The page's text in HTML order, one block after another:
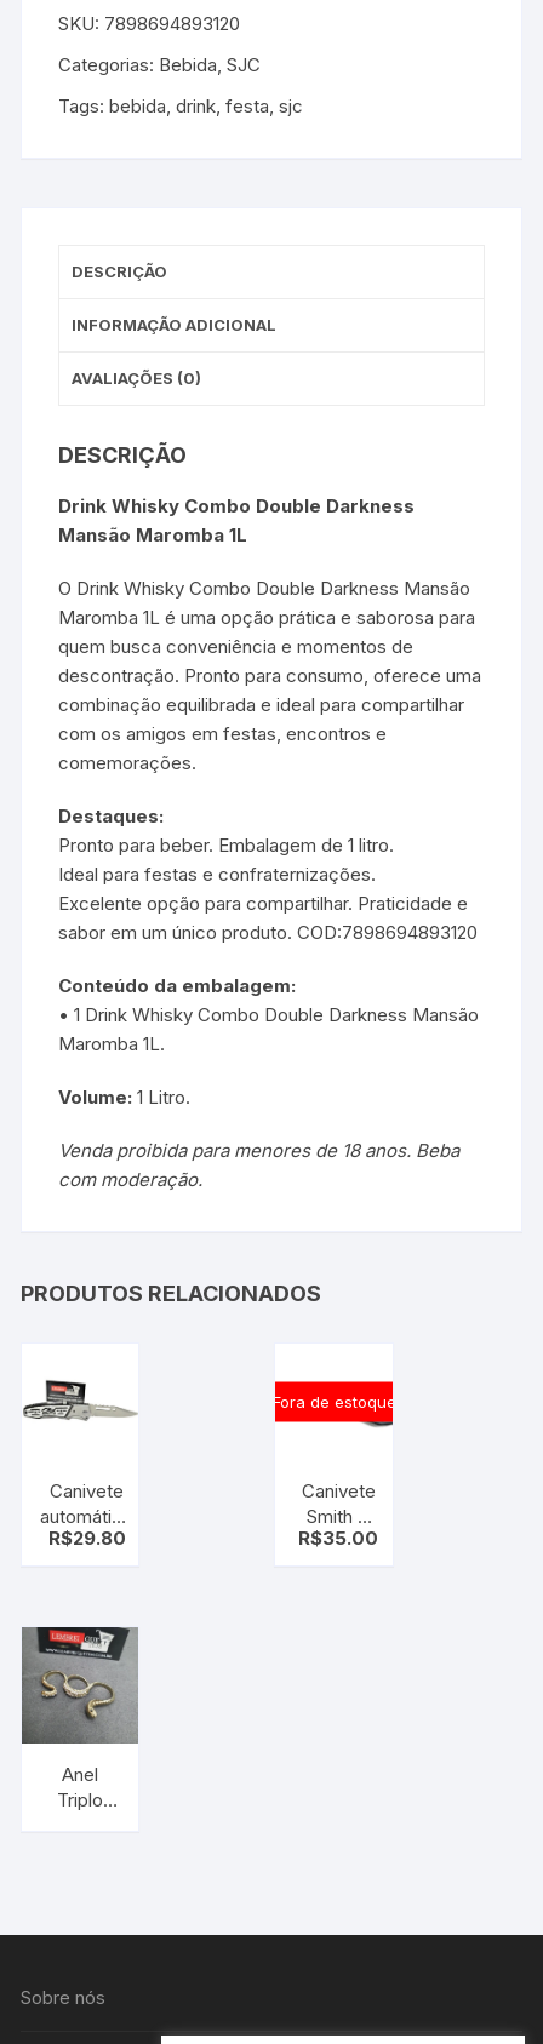
SKU: 7898694893120
Categorias: Bebida ,SJC
Tags:bebida ,drink ,festa ,sjc
DESCRIÇÃO
INFORMAÇÃO ADICIONAL
AVALIAÇÕES (0)
DESCRIÇÃO
Drink Whisky Combo Double Darkness
Mansão Maromba 1L
O Drink Whisky Combo Double Darkness Mansão
Maromba 1L é uma opção prática e saborosa para
quem busca conveniência e momentos de
descontração. Pronto para consumo, oferece uma
combinação equilibrada e ideal para compartilhar
com os amigos em festas, encontros e
comemorações.
Destaques:
Pronto para beber. Embalagem de 1 litro.
Ideal para festas e confraternizações.
Excelente opção para compartilhar. Praticidade e
sabor em um único produto. COD:7898694893120
Conteúdo da embalagem:
• 1 Drink Whisky Combo Double Darkness Mansão
Maromba 1L.
Volume: 1 Litro.
Venda proibida para menores de 18 anos. Beba
com moderação.
PRODUTOS RELACIONADOS
Canivete
automático
Escovado
R$29.80
Fora de estoque
Canivete
Smith &
Wosson
R$35.00
Anel
Triplo
Sobre nós